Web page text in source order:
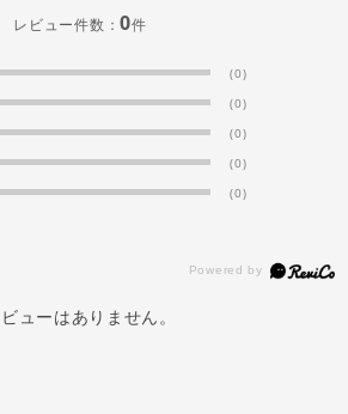
レビュー件数：0件
(0)
(0)
(0)
(0)
(0)
ューはありません。